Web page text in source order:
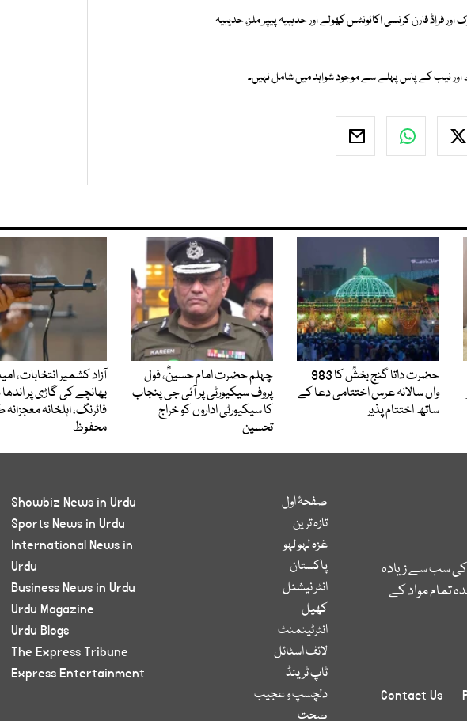
فیملی نے 1991 سے 1998 تک کئی مشکوک اور فراڈ فارن کرنسی اکائونٹس کھولے اور حدیبیہ پیپر ملز، حدیبیہ
نیب کے پاس پہلے سے موجود شواہد میں شامل نہیں۔
حضرت داتا گنج بخشؒ کا 983
واں سالانہ عرس اختتامی دعا کے
ساتھ اختتام پذیر
چہلم حضرت امام حسینؓ، فول
پروف سیکیورٹی پر آئی جی پنجاب
کا سیکیورٹی اداروں کو خراج
تحسین
آزاد کشمیر انتخابات،
بھانچے کی گاڑی پر
فائرنگ، اہلخانہ معجزانہ
محفوظ
کی سب سے زیادہ
تمام مواد کے
Contact Us
صفحۂ اول
تازہ ترین
غزہ لہو لہو
پاکستان
انٹر نیشنل
کھیل
انٹرٹینمنٹ
لائف اسٹائل
ٹاپ ٹرینڈ
دلچسپ و عجیب
صحت
Showbiz News in Urdu
Sports News in Urdu
International News in
Urdu
Business News in Urdu
Urdu Magazine
Urdu Blogs
The Express Tribune
Express Entertainment